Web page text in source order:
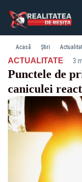
Acasă Știri
ACTUALITATE· 3
Punctele de
caniculei